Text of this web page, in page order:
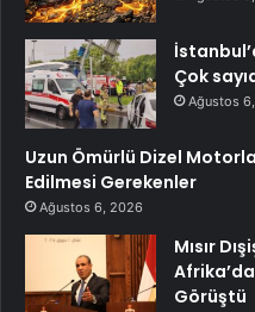
Çok
Ağustos
Uzun Ömürlü Dizel
Edilmesi Gerekenler
Ağustos 6, 2026
Mısır
Görüştü